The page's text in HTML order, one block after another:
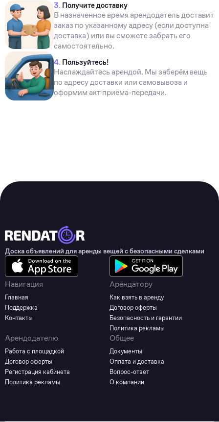
3. Получите доставку
В назначенное время арендодатель доставит
заказ по указанному адресу (если доступна
доставка) или вы сможете забрать его
самостоятельно.
4. Пользуйтесь!
Наслаждайтесь арендой. Мы заберём вещь
по адресу доставки или самовывоза и
оформим акт приёма-передачи.
Доска объявлений для аренды вещей с безопасными сделками
Навигация
Главная
Поддержка
Контакты
Арендатору
Как взять в аренду
Договор оферты
Безопасность и гарантии
Политика рекламы
Арендодателю
Работа с площадкой
Договор оферты
Регистрация кабинета
Политика рекламы
Общее
Документы
Оплата и доставка
Вопрос-ответ
О компании